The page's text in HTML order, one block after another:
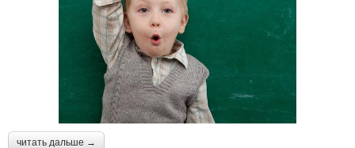
читать дальше →